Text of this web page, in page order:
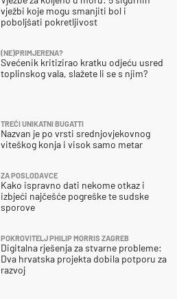
TREĆI UNIKATNI BUGATTI
Nazvan je po vrsti srednjovjekovnog
viteškog konja i visok samo metar
ZA POSLODAVCE
Kako ispravno dati nekome otkaz i
izbjeći najčešće pogreške te sudske
sporove
POKROVITELJ PHILIP MORRIS ZAGREB
Digitalna rješenja za stvarne probleme:
Dva hrvatska projekta dobila potporu za
razvoj
vježbi koje mogu smanjiti bol i
poboljšati pokretljivost
(NE)PRIMJERENA?
Svećenik kritizirao kratku odjeću usred
toplinskog vala, slažete li se s njim?